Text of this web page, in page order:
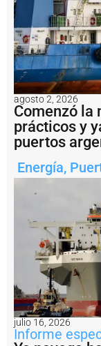
n
o
d
e
G
N
L
F
u
e
o
fi
l
a
s
u
s
agosto 2, 2026
Comenzó la
prácticos y
puertos
Energía,
julio 16, 2026
Informe